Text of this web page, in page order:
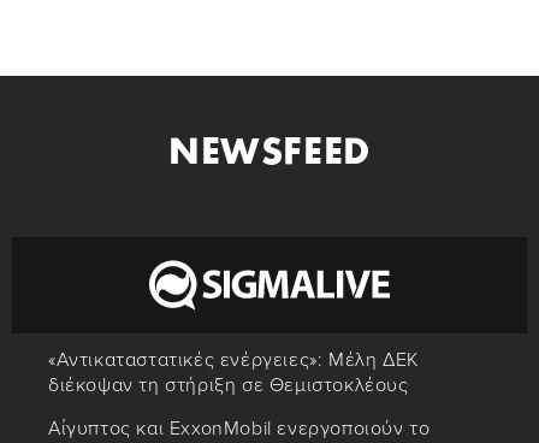
NEWSFEED
«Αντικαταστατικές ενέργειες»: Μέλη ΔΕΚ
διέκοψαν τη στήριξη σε Θεμιστοκλέους
Αίγυπτος και ExxonMobil ενεργοποιούν το